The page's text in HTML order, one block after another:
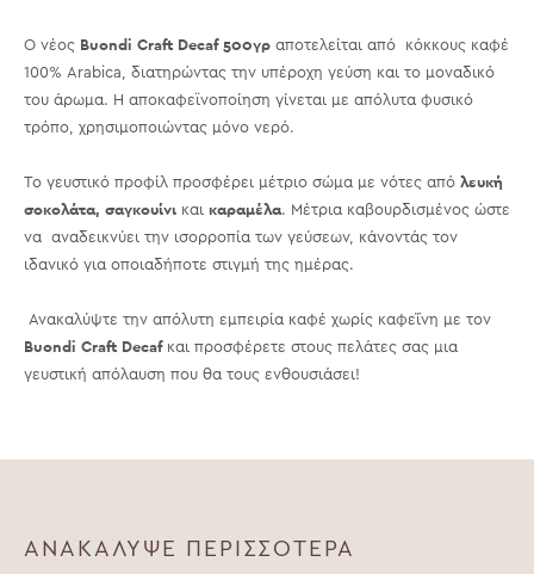
Ο νέος Buondi Craft Decaf 500γρ αποτελείται από κόκκους καφέ
100% Arabica, διατηρώντας την υπέροχη γεύση και το μοναδικό
του άρωμα. Η αποκαφεϊνοποίηση γίνεται με απόλυτα φυσικό
τρόπο, χρησιμοποιώντας μόνο νερό.
Το γευστικό προφίλ προσφέρει μέτριο σώμα με νότες από λευκή
σοκολάτα, σαγκουίνι και καραμέλα. Μέτρια καβουρδισμένος ώστε
να αναδεικνύει την ισορροπία των γεύσεων, κάνοντάς τον
ιδανικό για οποιαδήποτε στιγμή της ημέρας.
Ανακαλύψτε την απόλυτη εμπειρία καφέ χωρίς καφεΐνη με τον
Buondi Craft Decafκαι προσφέρετε στους πελάτες σας μια
γευστική απόλαυση που θα τους ενθουσιάσει!
ΑΝΑΚΑΛΥΨΕ ΠΕΡΙΣΣΟΤΕΡΑ